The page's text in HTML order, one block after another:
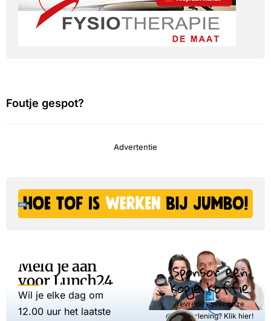
Foutje gespot?
Advertentie
Meld je aan
voor Lunch24
Wil je elke dag om
12.00 uur het laatste
Sponsor een
kopje koffie
Tevreden over onze
dienstverlening? Klik hier!